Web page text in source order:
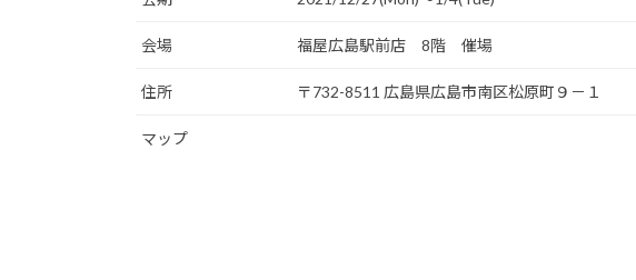
会場 福屋広島駅前店 8階 催場
住所 〒732-8511 広島県広島市南区松原町９－１
マップ